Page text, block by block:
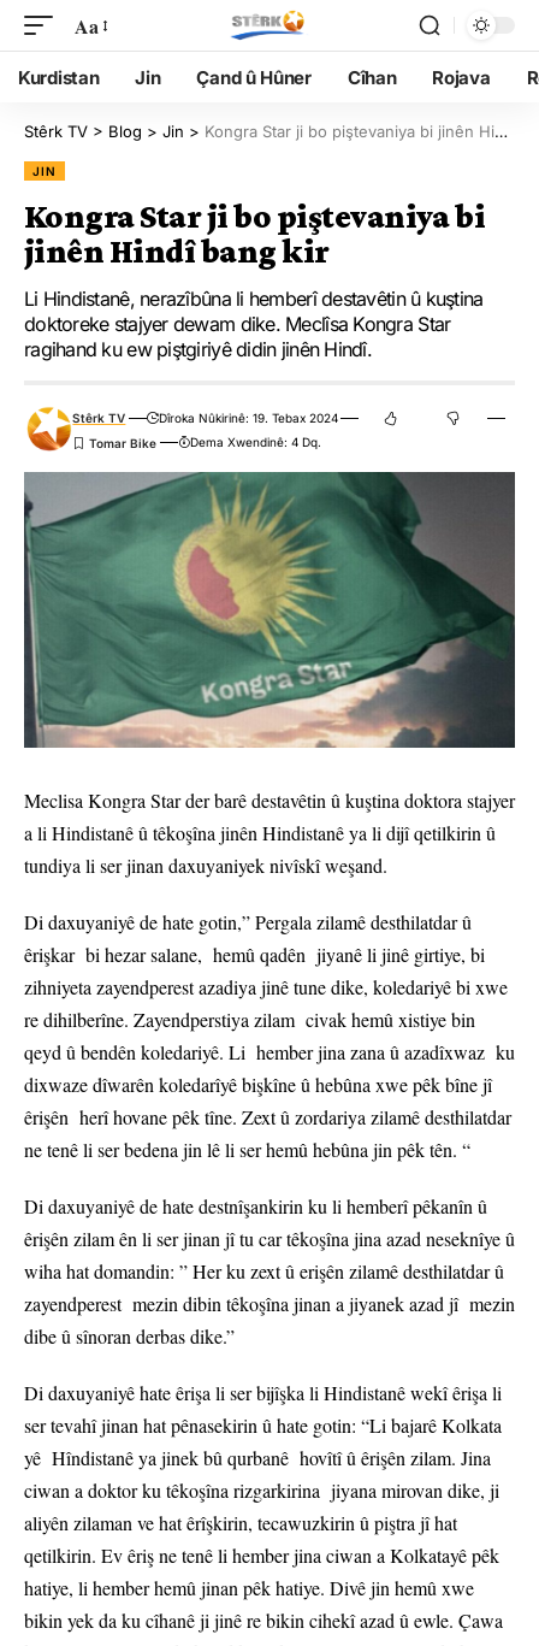
Aa
Kurdistan Jin Çand û Hûner Cîhan Rojava
Stêrk TV > Blog > Jin > Kongra Star ji bo piştevaniya bi jinên Hindî bang kir
JIN
Kongra Star ji bo piştevaniya bi
jinên Hindî bang kir
Li Hindistanê, nerazîbûna li hemberî destavêtin û kuştina
doktoreke stajyer dewam dike. Meclîsa Kongra Star
ragihand ku ew piştgiriyê didin jinên Hindî.
Stêrk TV
Dîroka Nûkirinê: 19. Tebax 2024
Dema Xwendinê: 4 Dq.
Meclisa Kongra Star der barê destavêtin û kuştina doktora stajyer
a li Hindistanê û têkoşîna jinên Hindistanê ya li dijî qetilkirin û
tundiya li ser jinan daxuyaniyek nivîskî weşand.
Di daxuyaniyê de hate gotin,” Pergala zilamê desthilatdar û
êrişkar bi hezar salane, hemû qadên jiyanê li jinê girtiye, bi
zihniyeta zayendperest azadiya jinê tune dike, koledariyê bi xwe
re dihilberîne. Zayendperstiya zilam civak hemû xistiye bin
qeyd û bendên koledariyê. Li hember jina zana û azadîxwaz ku
dixwaze dîwarên koledarîyê bişkîne û hebûna xwe pêk bîne jî
êrişên herî hovane pêk tîne. Zext û zordariya zilamê desthilatdar
ne tenê li ser bedena jin lê li ser hemû hebûna jin pêk tên. “
Di daxuyaniyê de hate destnîşankirin ku li hemberî pêkanîn û
êrişên zilam ên li ser jinan jî tu car têkoşîna jina azad neseknîye û
wiha hat domandin: ” Her ku zext û erişên zilamê desthilatdar û
zayendperest mezin dibin têkoşîna jinan a jiyanek azad jî mezin
dibe û sînoran derbas dike.”
Di daxuyaniyê hate êrişa li ser bijîşka li Hindistanê wekî êrişa li
ser tevahî jinan hat pênasekirin û hate gotin: “Li bajarê Kolkata
yê Hîndistanê ya jinek bû qurbanê hovîtî û êrişên zilam. Jina
ciwan a doktor ku têkoşîna rizgarkirina jiyana mirovan dike, ji
aliyên zilaman ve hat êrîşkirin, tecawuzkirin û piştra jî hat
qetilkirin. Ev êriş ne tenê li hember jina ciwan a Kolkatayê pêk
hatiye, li hember hemû jinan pêk hatiye. Divê jin hemû xwe
bikin yek da ku cîhanê ji jinê re bikin cihekî azad û ewle. Çawa